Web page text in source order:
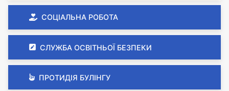
СОЦІАЛЬНА РОБОТА
СЛУЖБА ОСВІТНЬОЇ БЕЗПЕКИ
ПРОТИДІЯ БУЛІНГУ